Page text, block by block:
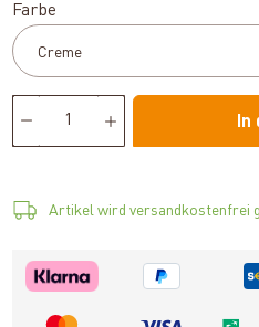
Farbe
Artikel wird versandkostenfrei